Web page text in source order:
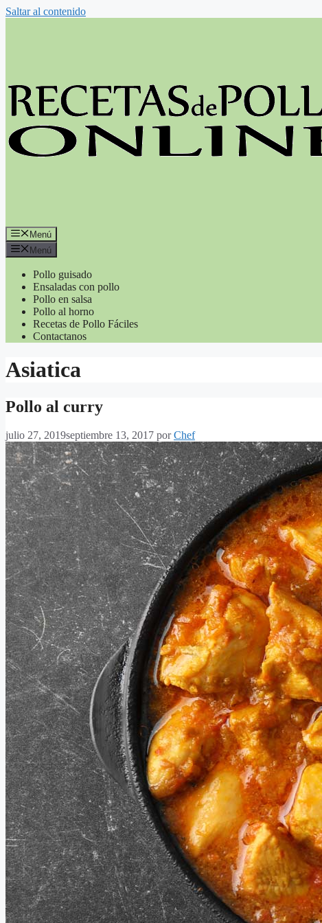
Saltar al contenido
Menú
Menú
Pollo guisado
Ensaladas con pollo
Pollo en salsa
Pollo al horno
Recetas de Pollo Fáciles
Contactanos
Asiatica
Pollo al curry
julio 27, 2019septiembre 13, 2017 porChef